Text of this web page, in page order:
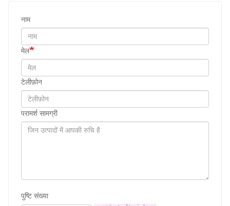
नाम
मेल
टेलीफ़ोन
परामर्श सामग्री
पुष्टि संख्या